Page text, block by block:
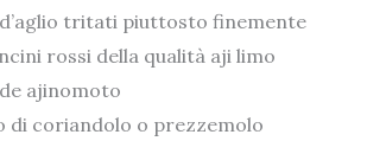
tritati piuttosto finemente
rossi della qualità aji limo
ajinomoto
di coriandolo o prezzemolo